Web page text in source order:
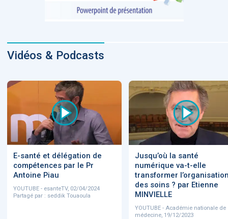
Vidéos & Podcasts
E-santé et délégation de
compétences par le Pr
Antoine Piau
YOUTUBE - esanteTV, 02/04/2024
Partagé par : seddik Touaoula
Jusqu’où la santé
numérique va-t-elle
transformer
des soins ? par Etienne
MINVIELLE
YOUTUBE - Académie nationale de
médecine, 19/12/2023